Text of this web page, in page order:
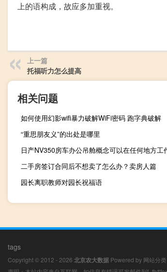
上的语构成，故应多加重视。
上一篇
托福听力怎么提高
相关问题
如何使用幻影wifi暴力破解WiFi密码 跑字典破解
“重思朋友义”的出处是哪里
日产NV350房车办公吊舱概念可以在任何地方工
二手房签订合同后不想卖了怎么办？卖房人篇
园长离职教师对园长祝福语
tags
Copyright © 2012 - 2026 北京农大数据 Powered by 网站分